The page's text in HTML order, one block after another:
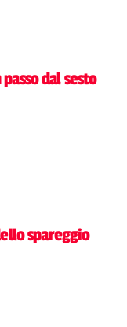
dal sesto
spareggio